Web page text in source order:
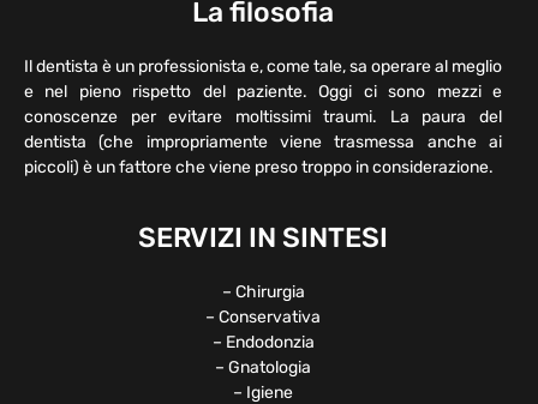
La filosofia
Il dentista è un professionista e, come tale, sa operare al meglio
e nel pieno rispetto del paziente. Oggi ci sono mezzi e
conoscenze per evitare moltissimi traumi. La paura del
dentista (che impropriamente viene trasmessa anche ai
piccoli) è un fattore che viene preso troppo in considerazione.
SERVIZI IN SINTESI
– Chirurgia
– Conservativa
– Endodonzia
– Gnatologia
– Igiene